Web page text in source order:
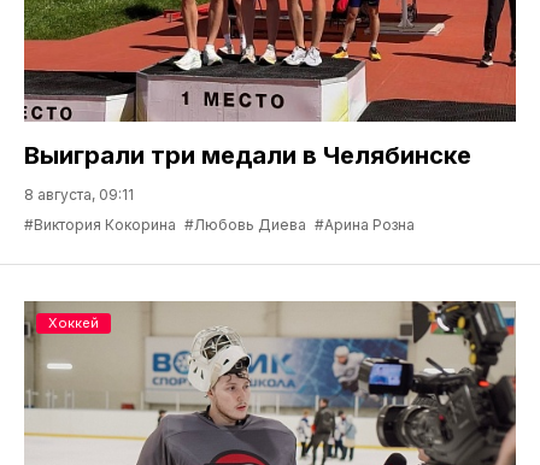
Выиграли три медали в Челябинске
8 августа, 09:11
#Виктория Кокорина #Любовь Диева #Арина Розна
Хоккей